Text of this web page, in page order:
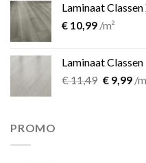
Laminaat
€ 10,99 /m²
Laminaat
€11,49 €9,99/
PROMO